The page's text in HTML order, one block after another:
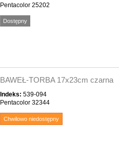
Pentacolor 25202
Dostępny
BAWEŁ-TORBA 17x23cm czarna
Indeks: 539-094
Pentacolor 32344
Chwilowo niedostępny